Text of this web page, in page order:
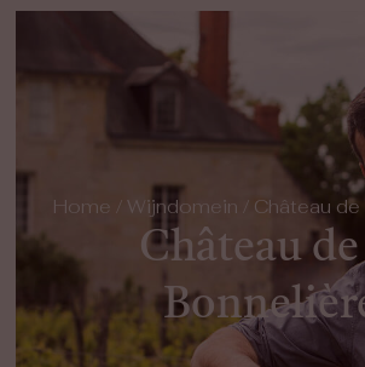
Home / Wijndomein / Château
Château